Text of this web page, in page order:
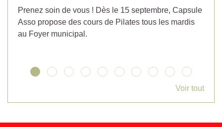
Prenez soin de vous ! Dès le 15 septembre, Capsule
Asso propose des cours de Pilates tous les mardis
au Foyer municipal.
Voir tout